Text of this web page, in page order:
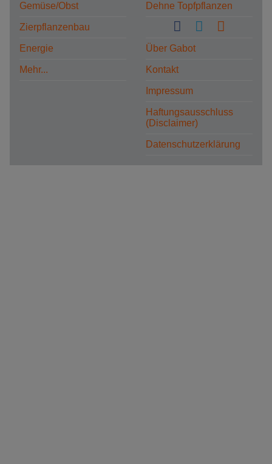
Gemüse/Obst
Zierpflanzenbau
Energie
Mehr...
Dehne Topfpflanzen
Über Gabot
Kontakt
Impressum
Haftungsausschluss
(Disclaimer)
Datenschutzerklärung